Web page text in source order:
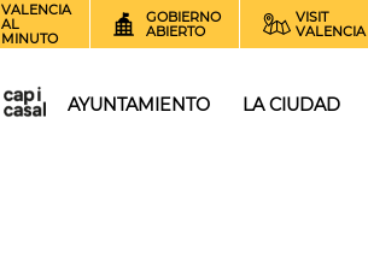
VALENCIA
AL
MINUTO
GOBIERNO
ABIERTO
VISIT
VALENCIA
AYUNTAMIENTO LA CIUDAD